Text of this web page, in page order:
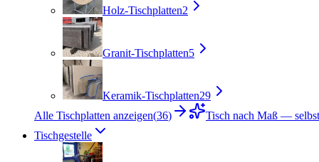
Holz-Tischplatten2
Granit-Tischplatten5
Keramik-Tischplatten29
Alle Tischplatten anzeigen(36)
Tisch nach Maß —
Tischgestelle